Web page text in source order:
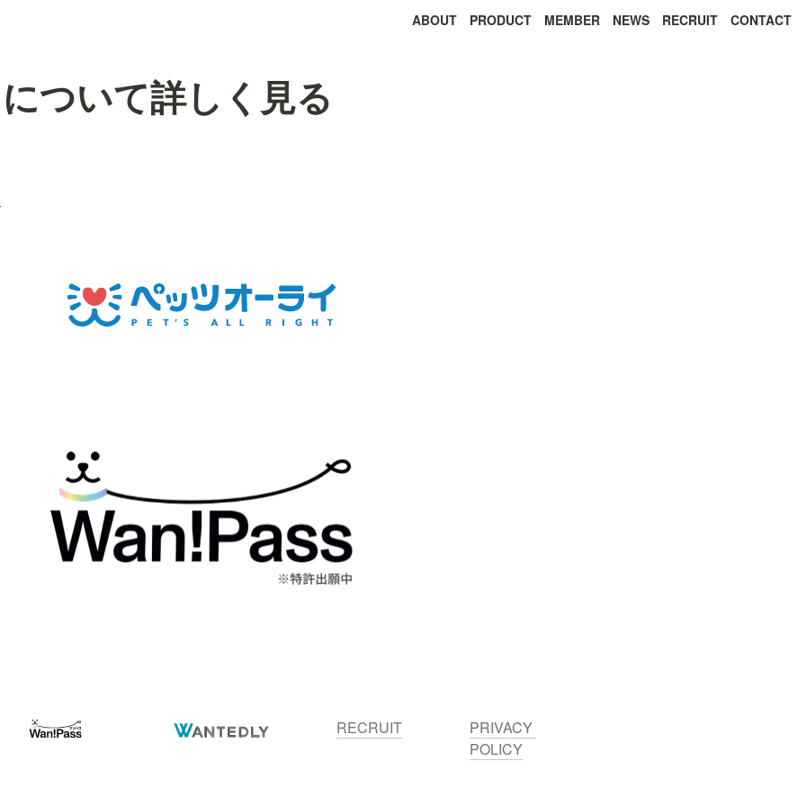
ABOUT PRODUCT MEMBER NEWS RECRUIT CONTACT
ついて詳しく見る
RECRUIT
PRIVACY
POLICY